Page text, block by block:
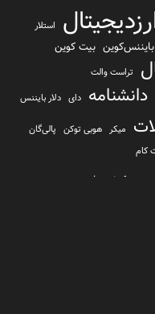
استلار
بایننس‌کوین بیت کوین
تراست والت
دانشنامه دای دلار بایننس
میکر هوبی توکن پالی‌گان
کام
کیف پول